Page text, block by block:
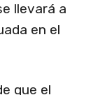
llevará a
en el
que el